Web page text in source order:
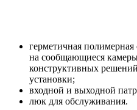
герметичная полимерная
на сообщающиеся
конструктивных
установки;
входной и выходной
люк для обслуживания.